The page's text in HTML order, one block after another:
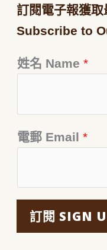
訂閱電子報獲
Subscribe to
姓名 Name *
電郵 Email *
訂閱 SIGN